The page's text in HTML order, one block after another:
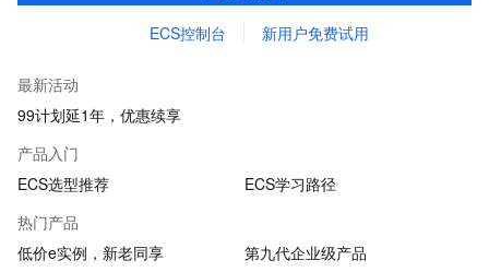
ECS控制台 新用户免费试用
最新活动
99计划延1年，优惠续享
产品入门
ECS选型推荐
ECS学习路径
热门产品
低价e实例，新老同享
第九代企业级产品